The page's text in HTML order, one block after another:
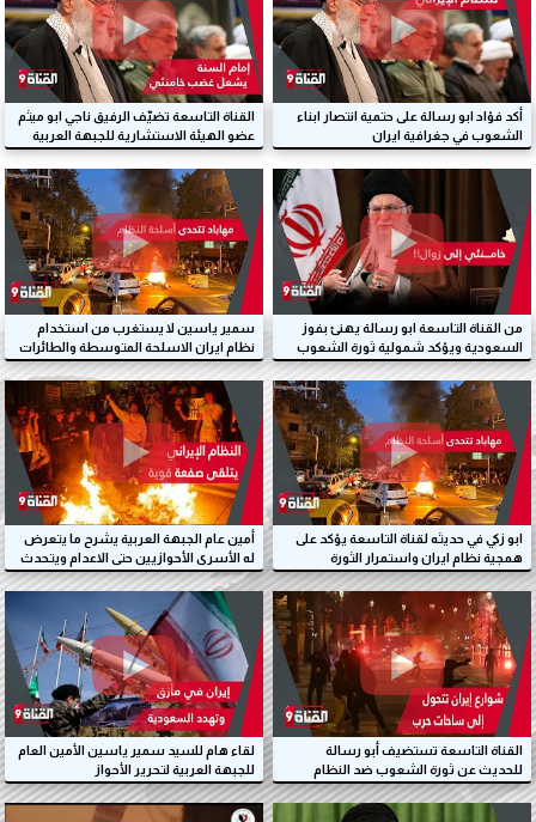
أكد فؤاد ابو رسالة على حتمية انتصار ابناء
الشعوب في جغرافية ايران
القناة التاسعة تضيّف الرفيق ناجي ابو ميثم
عضو الهيئة الاستشارية للجبهة العربية
من القناة التاسعة ابو رسالة يهنئ بفوز
السعودية ويؤكد شمولية ثورة الشعوب
في ايران
سمير ياسين لا يستغرب من استخدام
نظام ايران الاسلحة المتوسطة والطائرات
ضد الثوار
ابو زكي في حديثه لقناة التاسعة يؤكد على
همجية نظام ايران واستمرار الثورة
أمين عام الجبهة العربية يشرح ما يتعرض
له الأسرى الأحوازيين حتى الاعدام ويتحدث
عن الثورة في ايران
القناة التاسعة تستضيف أبو رسالة
للحديث عن ثورة الشعوب ضد النظام
الايراني
لقاء هام للسيد سمير ياسين الأمين العام
للجبهة العربية لتحرير الأحواز